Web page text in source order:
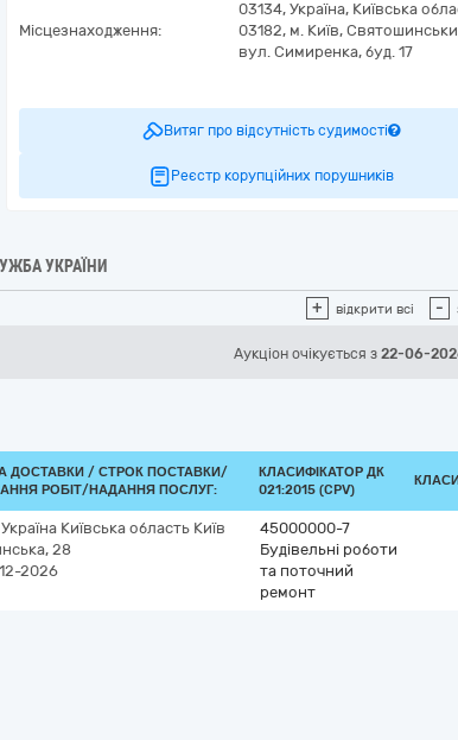
Місцезнаходження:
03134, Україна, Київська
03182, м. Київ,
вул. Симиренка, буд. 17
Витяг про відсутність судимості
Реєстр корупційних порушників
УКРАЇНИ
+ відкрити всі -
Аукціон очікується з 22-06-
ДОСТАВКИ / СТРОК ПОСТАВКИ/
РОБІТ/НАДАННЯ ПОСЛУГ:
КЛАСИФІКАТОР ДК
021:2015 (CPV)
Україна Київська область Київ
28
2026
45000000-7
Будівельні роботи
та поточний
ремонт